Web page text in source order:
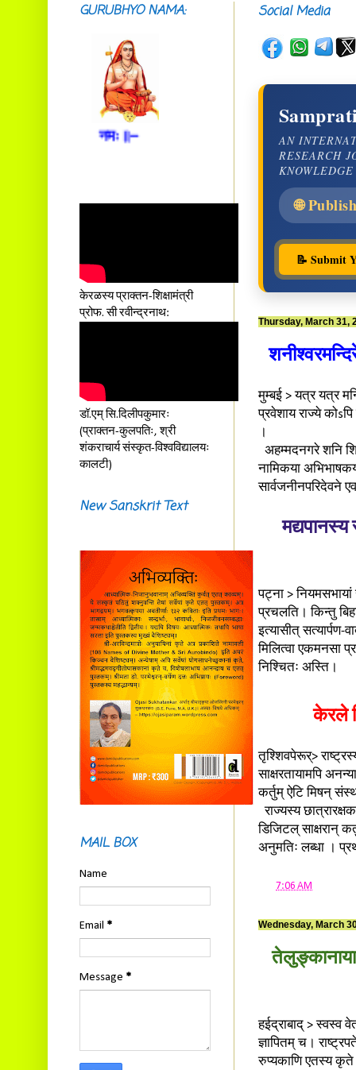
Social Media
AN
RESEARCH
🌐
📝 Submit
Thursday, March 31,
मुम्बई > यत्र यत्र
प्रवेशाय राज्ये कोsपि
अहम्मदनगरे शनि
नामिकया
सार्वजनीनपरिदेवने
मद्यपानस्य
पट्ना > नियमसभायां
प्रचलति। किन्तु
इत्यासीत् सत्यार्पण-
मिलित्वा एकमनसा
निश्चितः अस्ति।
केरले
तृश्शिवपेरूर्>
साक्षरतायामपि
कर्तुम् ऐटि मिषन्
राज्यस्य
डिजिटल् साक्षरान्
अनुमतिः लब्धा ।
7:06 AM
Wednesday, March
हईद्राबाद् > स्वस्व
ज्ञापितम् च।
रुप्यकाणि एतस्य
GURUBHYO NAMA:
नैरुच्यं तनुशोषणं मलमयी
एकस्यापि न गर्भ-भार-भरण-
क्लेशस्य यस्याः क्षमो
दातुं निष्कृतिमुन्नतोऽपि
तनयस्तस्यैः जनन्यै
नमः॥–
केरळस्य प्राक्तन-शिक्षामंत्री
प्रोफ. सी रवीन्द्रनाथ:
डॉ.एम् सि.दिलीपकुमारः
(प्राक्तन-कुलपतिः, श्री
शंकराचार्य संस्कृत-विश्वविद्यालयः
कालटी)
New Sanskrit Text
MAIL BOX
Name
Email *
Message *